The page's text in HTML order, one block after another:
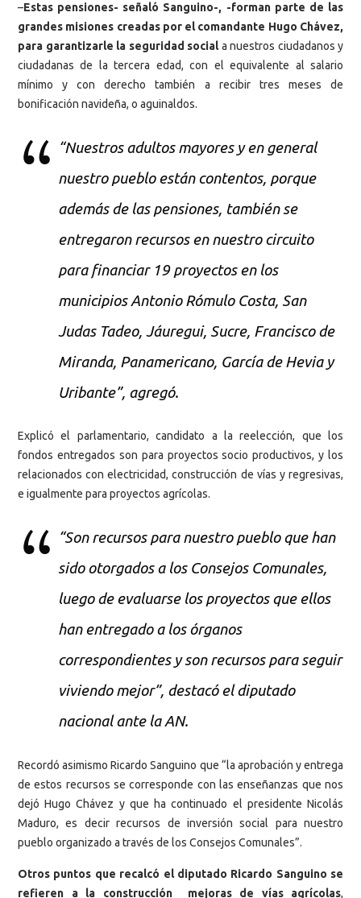
–Estas pensiones- señaló Sanguino-, -forman parte de las
grandes misiones creadas por el comandante Hugo Chávez,
para garantizarle la seguridad sociala nuestros ciudadanos y
ciudadanas de la tercera edad, con el equivalente al salario
mínimo y con derecho también a recibir tres meses de
bonificación navideña, o aguinaldos.
“Nuestros adultos mayores y en general
nuestro pueblo están contentos, porque
además de las pensiones, también se
entregaron recursos en nuestro circuito
para financiar 19 proyectos en los
municipios Antonio Rómulo Costa, San
Judas Tadeo, Jáuregui, Sucre, Francisco de
Miranda, Panamericano, García de Hevia y
Uribante”, agregó.
Explicó el parlamentario, candidato a la reelección, que los
fondos entregados son para proyectos socio productivos, y los
relacionados con electricidad, construcción de vías y regresivas,
e igualmente para proyectos agrícolas.
“Son recursos para nuestro pueblo que han
sido otorgados a los Consejos Comunales,
luego de evaluarse los proyectos que ellos
han entregado a los órganos
correspondientes y son recursos para seguir
viviendo mejor”, destacó el diputado
nacional ante la AN.
Recordó asimismo Ricardo Sanguino que “la aprobación y entrega
de estos recursos se corresponde con las enseñanzas que nos
dejó Hugo Chávez y que ha continuado el presidente Nicolás
Maduro, es decir recursos de inversión social para nuestro
pueblo organizado a través de los Consejos Comunales”.
Otros puntos que recalcó el diputado Ricardo Sanguino se
refieren a la construcción mejoras de vías agrícolas,